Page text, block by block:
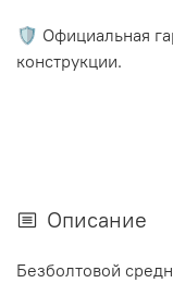
🛡️ Официальная
конструкции.
Описание
Безболтовой